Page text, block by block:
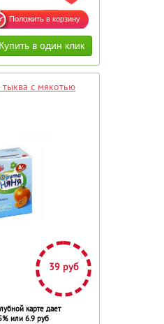
с мякотью
39 руб
карте дает
или 6.9 руб